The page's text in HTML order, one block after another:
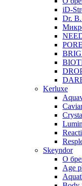
iD-
Dr.
Kerluxe
Skeyndor
О
Age